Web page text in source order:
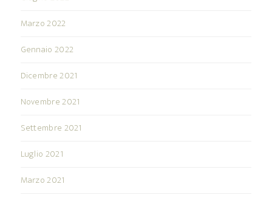
Marzo 2022
Gennaio 2022
Dicembre 2021
Novembre 2021
Settembre 2021
Luglio 2021
Marzo 2021